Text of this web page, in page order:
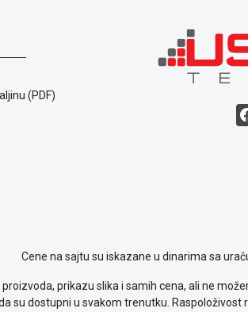
(PDF)
Cene na sajtu su iskazane u dinarima sa
prikazu slika i samih cena, ali ne
su dostupni u svakom trenutku.